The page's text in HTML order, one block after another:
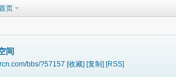
页
间
bbs/?57157 [收藏] [复制] [RSS]